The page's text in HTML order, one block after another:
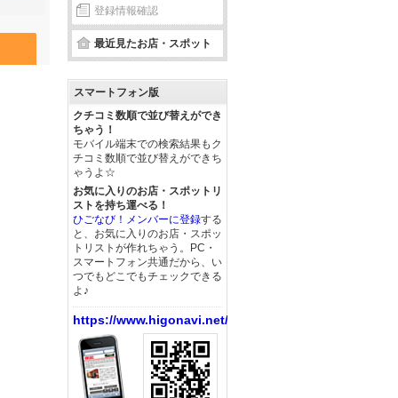
登録情報確認
最近見たお店・スポット
スマートフォン版
クチコミ数順で並び替えができ
ちゃう！
モバイル端末での検索結果もク
チコミ数順で並び替えができち
ゃうよ☆
お気に入りのお店・スポットリ
ストを持ち運べる！
ひごなび！メンバーに登録する
と、お気に入りのお店・スポッ
トリストが作れちゃう。PC・
スマートフォン共通だから、い
つでもどこでもチェックできる
よ♪
https://www.higonavi.net/